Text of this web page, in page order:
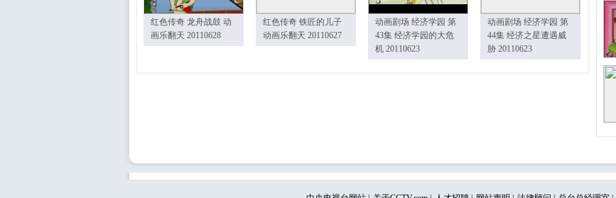
红色传奇 龙舟战鼓 动
画乐翻天 20110628
红色传奇 铁匠的儿子
动画乐翻天 20110627
动画剧场 经济学园 第
43集 经济学园的大危
机 20110623
动画剧场 经济学园 第
44集 经济之星遭遇威
胁 20110623